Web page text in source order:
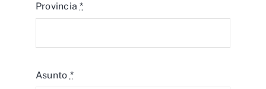
Provincia*
Asunto *